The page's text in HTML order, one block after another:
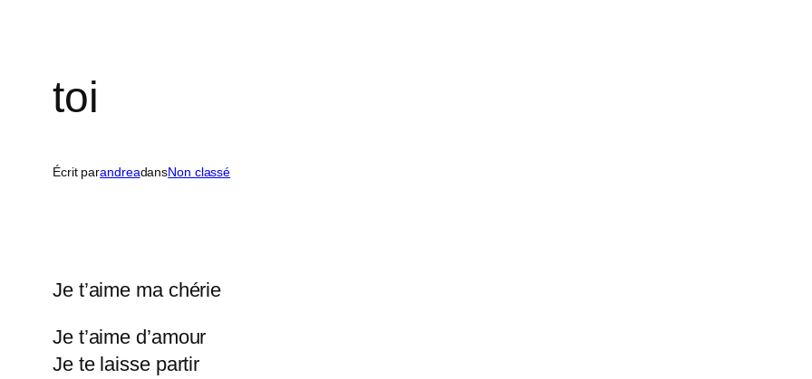
toi
Écrit parandreadansNon classé
Je t’aime ma chérie
Je t’aime d’amour
Je te laisse partir